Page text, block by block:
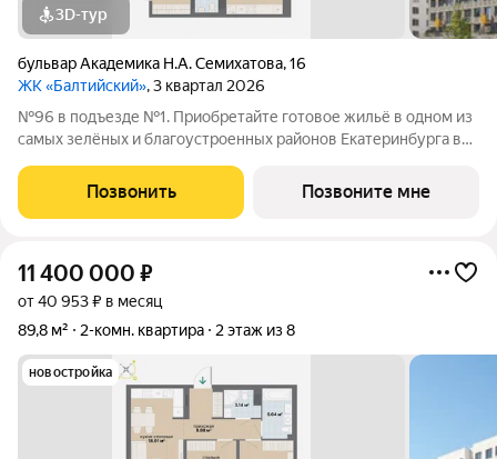
3D-тур
бульвар Академика Н.А. Семихатова,16
ЖК «Балтийский», 3 квартал 2026
№96 в подъезде №1. Приобретайте готовое жильё в одном из
самых зелёных и благоустроенных районов Екатеринбурга в
планировки: помимо стандартных, есть варианты с террасами,
антресолями,
Позвонить Позвоните мне
11 400 000 ₽
от 40 953 ₽ в месяц
89,8 м²
2-комн. квартира 2 этаж из 8
новостройка